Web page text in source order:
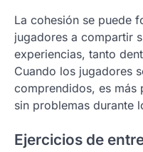
La cohesión se puede
jugadores a compartir
experiencias, tanto
Cuando los jugadores
comprendidos, es más
sin problemas durante
Ejercicios de